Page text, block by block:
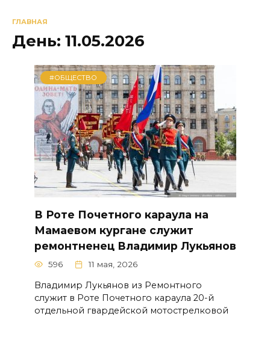
ГЛАВНАЯ
День: 11.05.2026
#ОБЩЕСТВО
В Роте Почетного караула на
Мамаевом кургане служит
ремонтненец Владимир Лукьянов
596 11 мая, 2026
Владимир Лукьянов из Ремонтного
служит в Роте Почетного караула 20-й
отдельной гвардейской мотострелковой